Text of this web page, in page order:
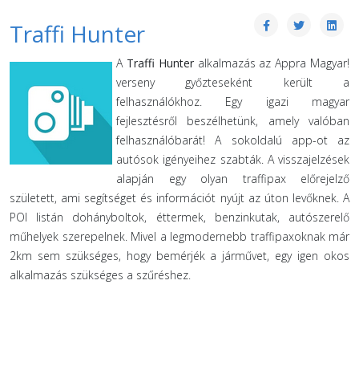
Traffi Hunter
A Traffi Hunteralkalmazás az Appra Magyar!
verseny győzteseként került a
felhasználókhoz. Egy igazi magyar
fejlesztésről beszélhetünk, amely valóban
felhasználóbarát! A sokoldalú app-ot az
autósok igényeihez szabták. A visszajelzések
alapján egy olyan traffipax előrejelző
született, ami segítséget és információt nyújt az úton levőknek. A
POI listán dohányboltok, éttermek, benzinkutak, autószerelő
műhelyek szerepelnek. Mivel a legmodernebb traffipaxoknak már
2km sem szükséges, hogy bemérjék a járművet, egy igen okos
alkalmazás szükséges a szűréshez.